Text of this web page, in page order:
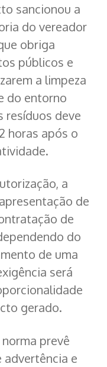
sancionou a
do vereador
obriga
públicos e
a limpeza
do entorno
resíduos deve
horas após o
a
de
de
do
de uma
será
gerado.
prevê
advertência e